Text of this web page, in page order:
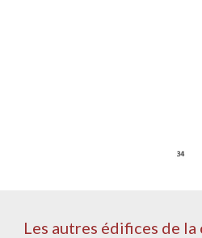
Les autres édifices de la